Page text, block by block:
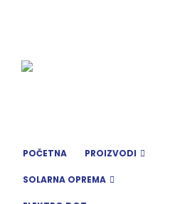
POČETNA PROIZVODI
SOLARNA OPREMA